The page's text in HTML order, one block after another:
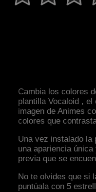
Cambia los colores
plantilla Vocaloid ,
imagen de Animes
colores que
Una vez instalado la
una apariencia
previa que se
No te olvides que si
puntúala con 5